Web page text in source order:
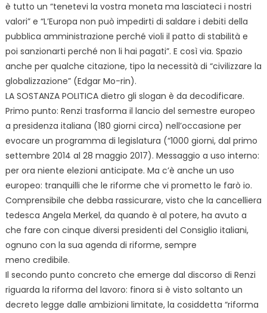
è tutto un “tenetevi la vostra moneta ma lasciateci i nostri
valori” e “L’Europa non può impedirti di saldare i debiti della
pubblica amministrazione perché violi il patto di stabilità e
poi sanzionarti perché non li hai pagati”. E così via. Spazio
anche per qualche citazione, tipo la necessità di “civilizzare la
globalizzazione” (Edgar Mo-rin).
LA SOSTANZA POLITICA dietro gli slogan è da decodificare.
Primo punto: Renzi trasforma il lancio del semestre europeo
a presidenza italiana (180 giorni circa) nell’occasione per
evocare un programma di legislatura (“1000 giorni, dal primo
settembre 2014 al 28 maggio 2017). Messaggio a uso interno:
per ora niente elezioni anticipate. Ma c’è anche un uso
europeo: tranquilli che le riforme che vi prometto le farò io.
Comprensibile che debba rassicurare, visto che la cancelliera
tedesca Angela Merkel, da quando è al potere, ha avuto a
che fare con cinque diversi presidenti del Consiglio italiani,
ognuno con la sua agenda di riforme, sempre
meno credibile.
Il secondo punto concreto che emerge dal discorso di Renzi
riguarda la riforma del lavoro: finora si è visto soltanto un
decreto legge dalle ambizioni limitate, la cosiddetta “riforma